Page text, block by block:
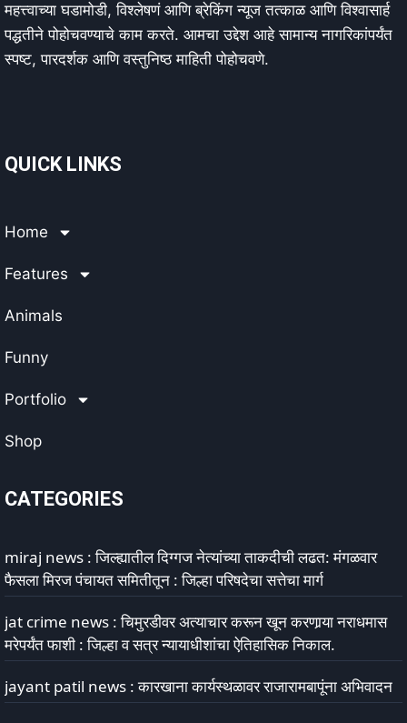
महत्त्वाच्या घडामोडी, विश्लेषणं आणि ब्रेकिंग न्यूज तत्काळ आणि विश्वासार्ह
पद्धतीने पोहोचवण्याचे काम करते. आमचा उद्देश आहे सामान्य नागरिकांपर्यंत
स्पष्ट, पारदर्शक आणि वस्तुनिष्ठ माहिती पोहोचवणे.
QUICK LINKS
Home
Features
Animals
Funny
Portfolio
Shop
CATEGORIES
miraj news : जिल्ह्यातील दिग्गज नेत्यांच्या ताकदीची लढत: मंगळवार
फैसला मिरज पंचायत समितीतून : जिल्हा परिषदेचा सत्तेचा मार्ग
jat crime news : चिमुरडीवर अत्याचार करून खून करणार्‍या नराधमास
मरेपर्यंत फाशी : जिल्हा व सत्र न्यायाधीशांचा ऐतिहासिक निकाल.
jayant patil news : कारखाना कार्यस्थळावर राजारामबापूंना अभिवादन